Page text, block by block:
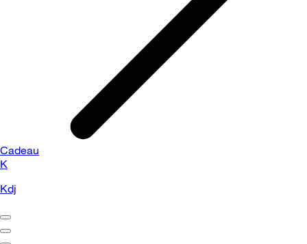
Cadeau
K
Kdj